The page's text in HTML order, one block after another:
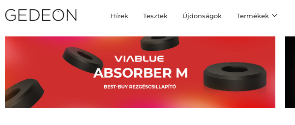
Hírek Tesztek Újdonságok Termékek